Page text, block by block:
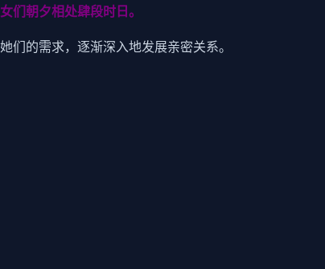
们朝夕相处肆段时日。
们的需求，逐渐深入地发展亲密关系。